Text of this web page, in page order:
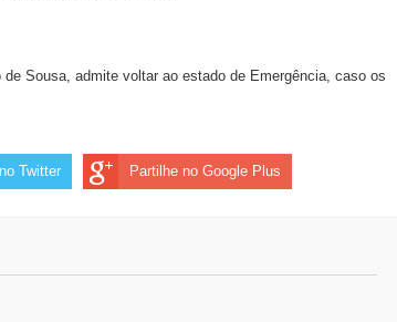
Sousa, admite voltar ao estado de Emergência, caso os
Twitter Partilhe no Google Plus